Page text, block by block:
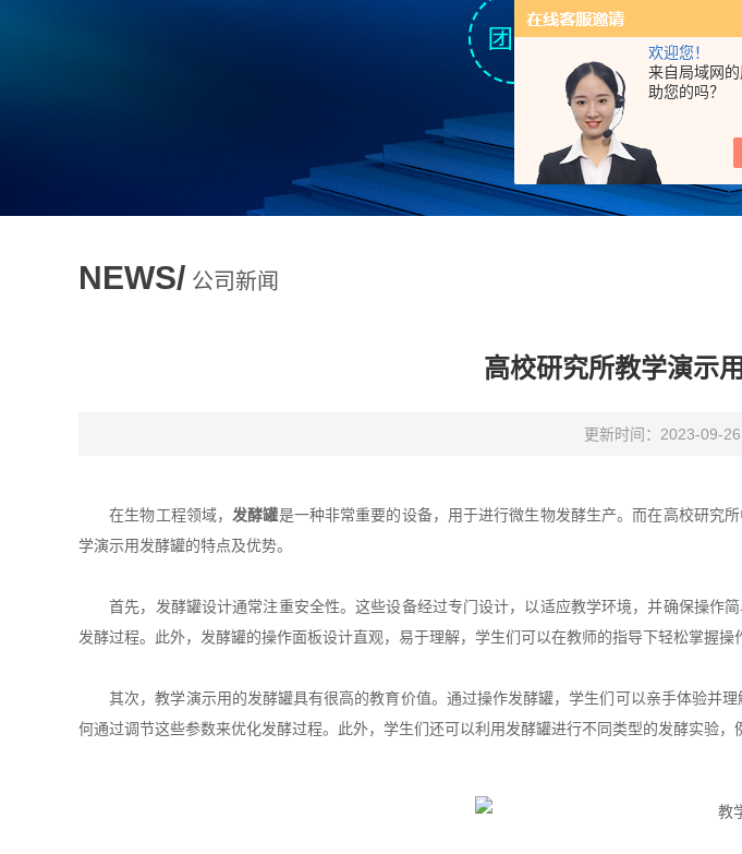
欢迎您！
来自局域网
助您的吗？
NEWS/ 公司新闻
高校研究所教学演示
更新时间：2023-09-26
在生物工程领域， 发酵罐是一种非常重要的设备，用于进行微生物发酵生产。而在高校研究
学演示用发酵罐的特点及优势。
首先，发酵罐设计通常注重安全性。这些设备经过专门设计，以适应教学环境，并确保操作
发酵过程。此外，发酵罐的操作面板设计直观，易于理解，学生们可以在教师的指导下轻松掌握操
其次，教学演示用的发酵罐具有很高的教育价值。通过操作发酵罐，学生们可以亲手体验并
何通过调节这些参数来优化发酵过程。此外，学生们还可以利用发酵罐进行不同类型的发酵实验